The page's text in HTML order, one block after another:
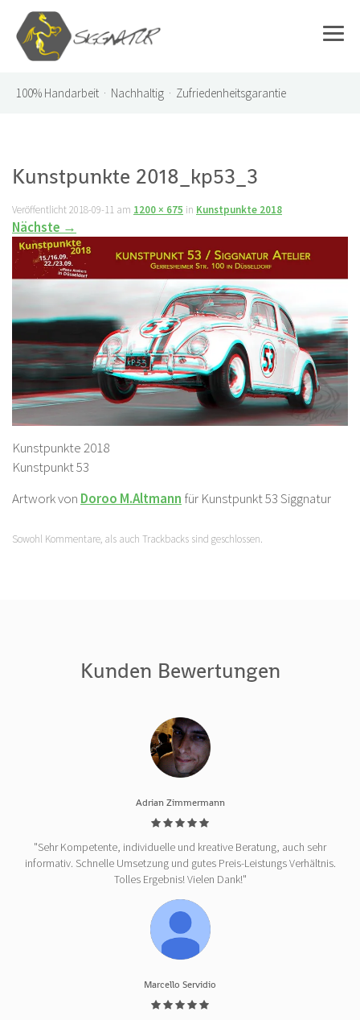
100% Handarbeit · Nachhaltig · Zufriedenheitsgarantie
Kunstpunkte 2018_kp53_3
Veröffentlicht2018-09-11 am 1200 × 675 in Kunstpunkte 2018
Nächste →
Kunstpunkte 2018
Kunstpunkt 53
Artwork von Doroo M.Altmann für Kunstpunkt 53 Siggnatur
Sowohl Kommentare, als auch Trackbacks sind geschlossen.
Kunden Bewertungen
Adrian Zimmermann
"Sehr Kompetente, individuelle und kreative Beratung, auch sehr
informativ. Schnelle Umsetzung und gutes Preis-Leistungs Verhältnis.
Tolles Ergebnis! Vielen Dank!"
Marcello Servidio